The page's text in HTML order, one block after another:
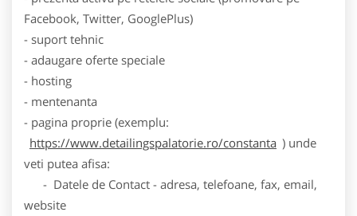
Facebook, Twitter, GooglePlus)
- suport tehnic
- adaugare oferte speciale
- hosting
- mentenanta
- pagina proprie (exemplu:
https://www.detailingspalatorie.ro/constanta ) unde
veti putea afisa:
- Datele de Contact - adresa, telefoane, fax, email,
website